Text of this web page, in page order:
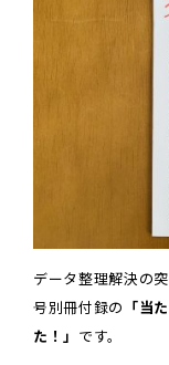
データ整理解決の
号別冊付録の 「当
た！」 です。